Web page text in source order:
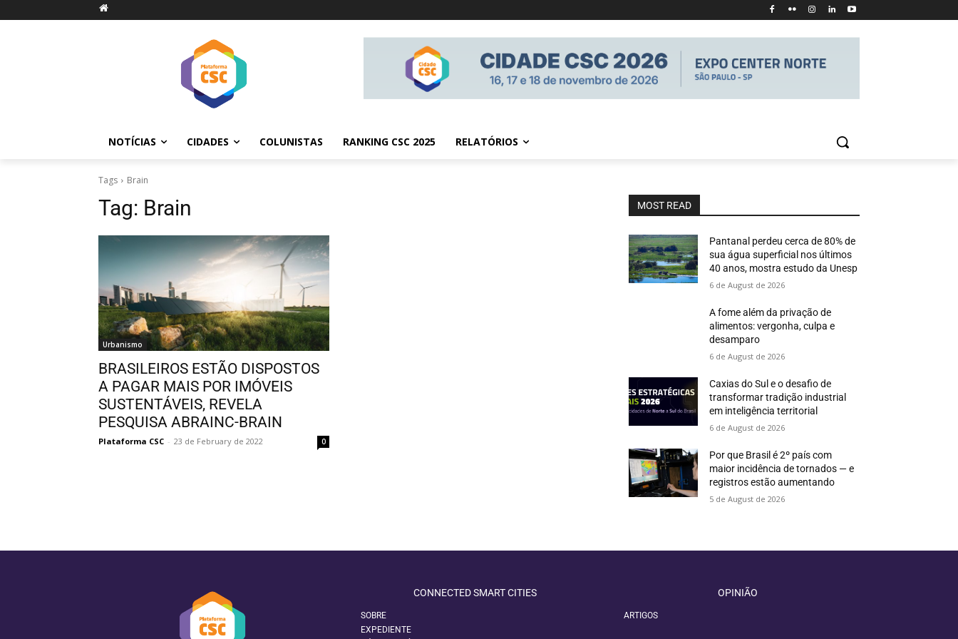
NOTÍCIAS CIDADES COLUNISTAS RANKING CSC 2025 RELATÓRIOS
Tags Brain
Tag: Brain
Urbanismo
BRASILEIROS ESTÃO DISPOSTOS
A PAGAR MAIS POR IMÓVEIS
SUSTENTÁVEIS, REVELA
PESQUISA ABRAINC-BRAIN
Plataforma CSC - 23 de February de 2022 0
MOST READ
Pantanal perdeu cerca de 80% de
sua água superficial nos últimos
40 anos, mostra estudo da Unesp
6 de August de 2026
A fome além da privação de
alimentos: vergonha, culpa e
desamparo
6 de August de 2026
Caxias do Sul e o desafio de
transformar tradição industrial
em inteligência territorial
6 de August de 2026
Por que Brasil é 2º país com
maior incidência de tornados — e
registros estão aumentando
5 de August de 2026
CONNECTED SMART CITIES
SOBRE
EXPEDIENTE
OPINIÃO
ARTIGOS